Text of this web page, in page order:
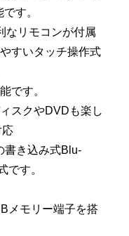
す。
なリモコンが付属
すいタッチ操作式
です。
スクやDVDも楽し
応
書き込み式Blu-
です。
メモリー端子を搭